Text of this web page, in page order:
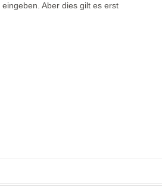
Aber dies gilt es erst